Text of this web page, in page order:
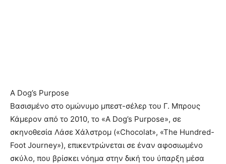
A Dog’s Purpose
Βασισμένο στο ομώνυμο μπεστ-σέλερ του Γ. Μπρους
Κάμερον από το 2010, το «A Dog’s Purpose», σε
σκηνοθεσία Λάσε Χάλστρομ («Chocolat», «The Hundred-
Foot Journey»), επικεντρώνεται σε έναν αφοσιωμένο
σκύλο, που βρίσκει νόημα στην δική του ύπαρξη μέσα